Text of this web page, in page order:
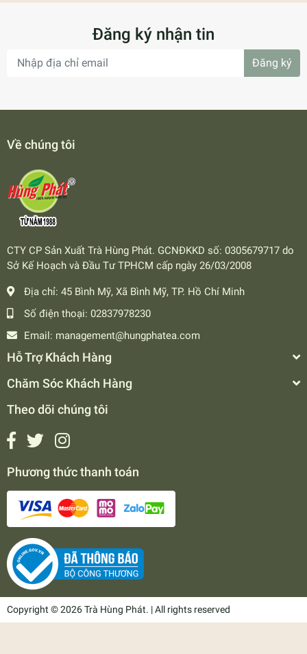
Đăng ký nhận tin
Đăng ký
Về chúng tôi
CTY CP Sản Xuất Trà Hùng Phát. GCNĐKKD số: 0305679717 do
Sở Kế Hoạch và Đầu Tư TPHCM cấp ngày 26/03/2008
Địa chỉ: 45 Bình Mỹ, Xã Bình Mỹ, TP. Hồ Chí Minh
Số điện thoại: 02837978230
Email: management@hungphatea.com
Hỗ Trợ Khách Hàng
Chăm Sóc Khách Hàng
Theo dõi chúng tôi
Phương thức thanh toán
Copyright © 2026 Trà Hùng Phát. | All rights reserved